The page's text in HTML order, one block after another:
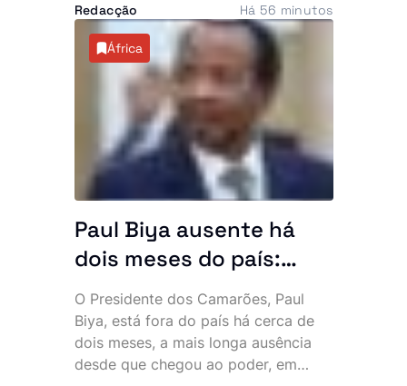
atribuído a um grupo de marginais
conhecido por “UTT de Matar”,
ocorreu a escassos metros de um
piquete da Polícia, facto que motivou
denúncias de alegada falta de
intervenção por parte de um agente.
Redacção Há 56 minutos
África
Paul Biya ausente há
dois meses do país:
Presidente mais velho
do mundo desaparece
da cena pública e
oposição exige
O Presidente dos Camarões, Paul
Biya, está fora do país há cerca de
dois meses, a mais longa ausência
desde que chegou ao poder, em